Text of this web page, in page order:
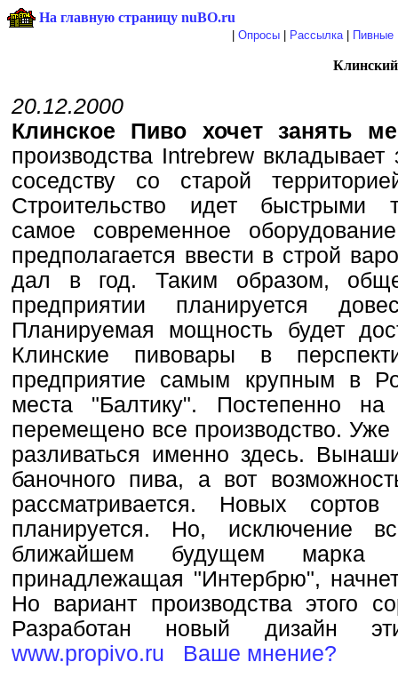
На главную страницу nuBO.ru
Опросы| Рассылка| Пивные
20.12.2000
Клинское Пиво хочет занять
производства Intrebrew
соседству со старой
Строительство идет быстрыми
самое современное
предполагается ввести в строй
дал в год. Таким образом,
предприятии планируется
Планируемая мощность будет
Клинские пивовары в
предприятие самым крупным в
места "Балтику". Постепенно
перемещено все производство. Уже
разливаться именно здесь.
баночного пива, а вот
рассматривается. Новых
планируется. Но, исключение
ближайшем будущем марка
принадлежащая "Интербрю",
Но вариант производства этого
Разработан новый дизайн
www.propivo.ru
Ваше мнение?